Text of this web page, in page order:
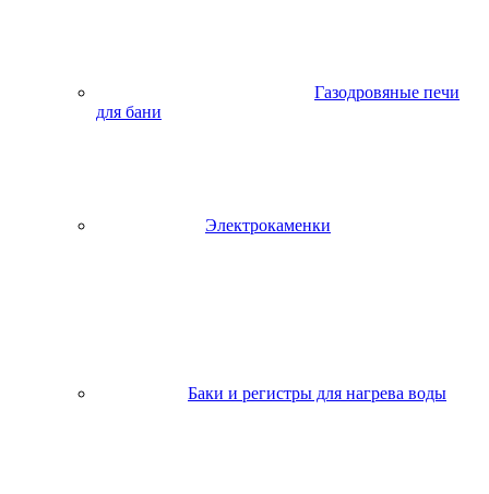
Газодровяные печи
для бани
Электрокаменки
Баки и регистры для нагрева воды